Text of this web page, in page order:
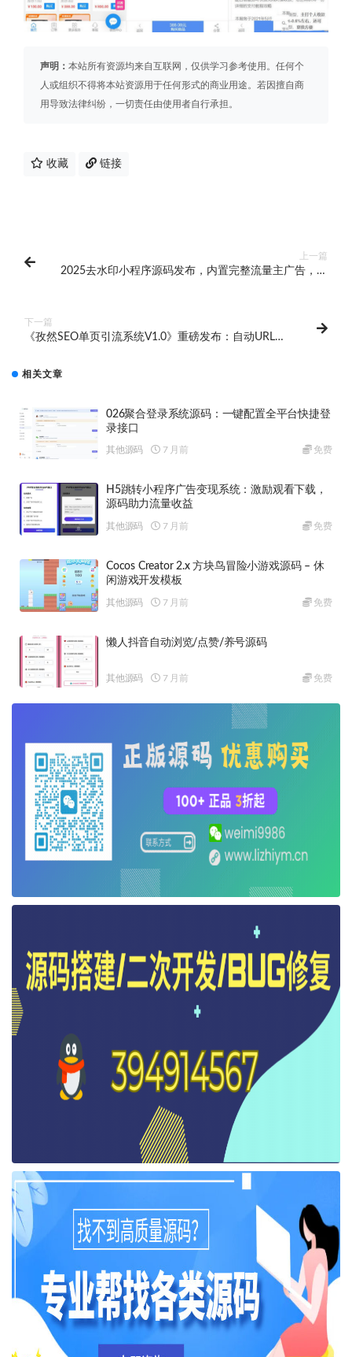
声明： 本站所有资源均来自互联网，仅供学习参考使用。任何个
人或组织不得将本站资源用于任何形式的商业用途。若因擅自商
用导致法律纠纷，一切责任由使用者自行承担。
收藏 链接
上一篇
2025去水印小程序源码发布，内置完整流量主广告，开
下一篇
《孜然SEO单页引流系统V1.0》重磅发布：自动URL裂
相关文章
026聚合登录系统源码：一键配置全平台快捷登
录接口
其他源码 7 月前 免费
H5跳转小程序广告变现系统：激励观看下载，
源码助力流量收益
其他源码 7 月前 免费
Cocos Creator 2.x 方块鸟冒险小游戏源码 – 休
闲游戏开发模板
其他源码 7 月前 免费
懒人抖音自动浏览/点赞/养号源码
其他源码 7 月前 免费